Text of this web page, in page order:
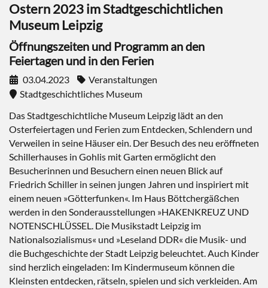
Ostern 2023 im Stadtgeschichtlichen
Museum Leipzig
Öffnungszeiten und Programm an den
Feiertagen und in den Ferien
03.04.2023
Veranstaltungen
Stadtgeschichtliches Museum
Das Stadtgeschichtliche Museum Leipzig lädt an den
Osterfeiertagen und Ferien zum Entdecken, Schlendern und
Verweilen in seine Häuser ein. Der Besuch des neu eröffneten
Schillerhauses in Gohlis mit Garten ermöglicht den
Besucherinnen und Besuchern einen neuen Blick auf
Friedrich Schiller in seinen jungen Jahren und inspiriert mit
einem neuen »Götterfunken«. Im Haus Böttchergäßchen
werden in den Sonderausstellungen »HAKENKREUZ UND
NOTENSCHLÜSSEL. Die Musikstadt Leipzig im
Nationalsozialismus« und »Leseland DDR« die Musik- und
die Buchgeschichte der Stadt Leipzig beleuchtet. Auch Kinder
sind herzlich eingeladen: Im Kindermuseum können die
Kleinsten entdecken, rätseln, spielen und sich verkleiden. Am